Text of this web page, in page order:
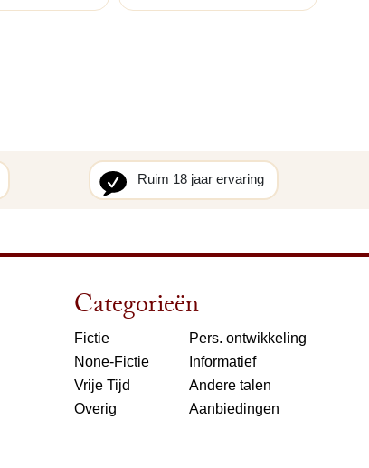
Ruim 18 jaar ervaring
Categorieën
Fictie
None-Fictie
Vrije Tijd
Overig
Pers. ontwikkeling
Informatief
Andere talen
Aanbiedingen